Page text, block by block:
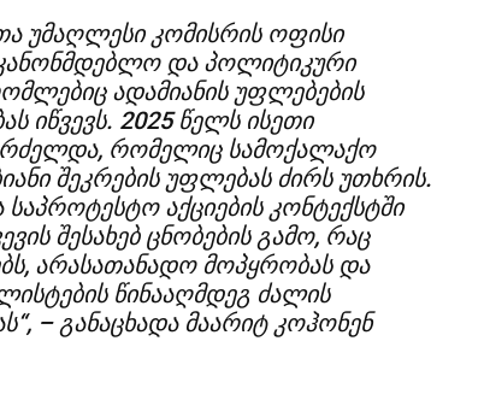
უმაღლესი კომისრის ოფისი
და პოლიტიკური
ადამიანის უფლებების
იწვევს. 2025 წელს ისეთი
რომელიც სამოქალაქო
შეკრების უფლებას ძირს უთხრის.
აქციების კონტექსტში
შესახებ ცნობების გამო, რაც
არასათანადო მოპყრობას და
წინააღმდეგ ძალის
– განაცხადა მაარიტ კოჰონენ